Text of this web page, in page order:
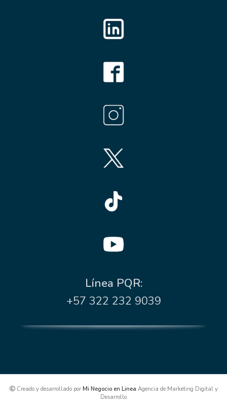
Línea PQR:
+57 322 232 9039
Creado y desarrollado por Mi Negocio en Linea Agencia de Marketing Digital y
Desarrollo